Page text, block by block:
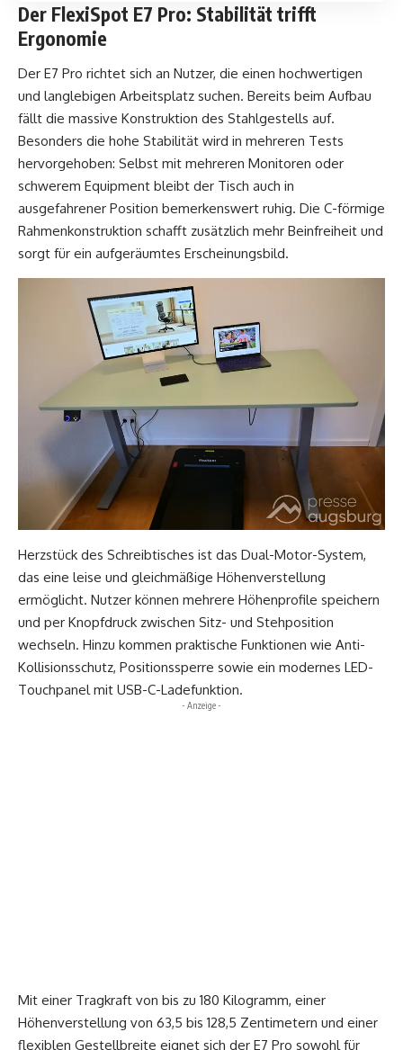
Der FlexiSpot E7 Pro: Stabilität trifft
Ergonomie
Der E7 Pro richtet sich an Nutzer, die einen hochwertigen
und langlebigen Arbeitsplatz suchen. Bereits beim Aufbau
fällt die massive Konstruktion des Stahlgestells auf.
Besonders die hohe Stabilität wird in mehreren Tests
hervorgehoben: Selbst mit mehreren Monitoren oder
schwerem Equipment bleibt der Tisch auch in
ausgefahrener Position bemerkenswert ruhig. Die C-förmige
Rahmenkonstruktion schafft zusätzlich mehr Beinfreiheit und
sorgt für ein aufgeräumtes Erscheinungsbild.
Herzstück des Schreibtisches ist das Dual-Motor-System,
das eine leise und gleichmäßige Höhenverstellung
ermöglicht. Nutzer können mehrere Höhenprofile speichern
und per Knopfdruck zwischen Sitz- und Stehposition
wechseln. Hinzu kommen praktische Funktionen wie Anti-
Kollisionsschutz, Positionssperre sowie ein modernes LED-
Touchpanel mit USB-C-Ladefunktion.
- Anzeige -
Mit einer Tragkraft von bis zu 180 Kilogramm, einer
Höhenverstellung von 63,5 bis 128,5 Zentimetern und einer
flexiblen Gestellbreite eignet sich der E7 Pro sowohl für